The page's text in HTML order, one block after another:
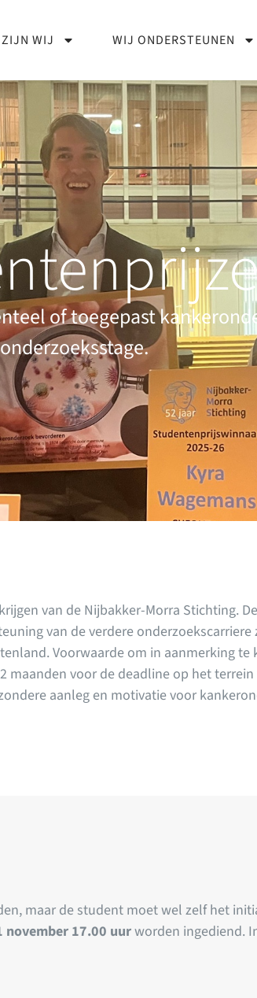
WIJ WIJ ONDERSTEUNEN
of toegepast
onderzoeksstage.
van de Nijbakker-Morra Stichting.
van de verdere
Voorwaarde om in aanmerking te
maanden voor de deadline op het
aanleg en motivatie voor
maar de student moet wel zelf het
november 17.00 uurworden ingediend.